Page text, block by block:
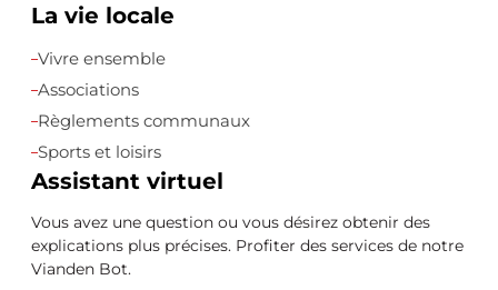
Ressources
supplémentaires
La vie locale
Vivre ensemble
Associations
Règlements communaux
Sports et loisirs
Assistant virtuel
Vous avez une question ou vous désirez obtenir des
explications plus précises. Profiter des services de notre
Vianden Bot.